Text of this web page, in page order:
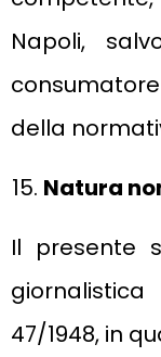
Napoli,
della
Natura
Il presente
47/1948, in